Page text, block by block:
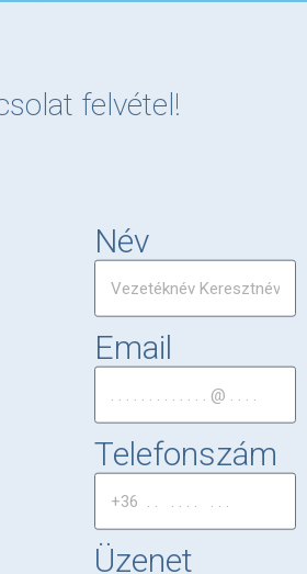
felvétel!
Név
Email
Telefonszám
Üzenet